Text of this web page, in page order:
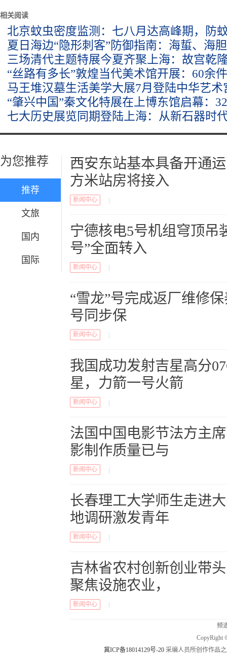
相关阅读
北京蚊虫密度监测：七八月达高峰期，防
夏日海边“隐形刺客”防御指南：海蜇、海
三场清代主题特展今夏齐聚上海：故宫乾
“丝路有多长”敦煌当代美术馆开展：60余
马王堆汉墓生活美学大展7月登陆中华艺术
“肇兴中国”秦文化特展在上博东馆启幕：
七大历史展览同期登陆上海：从新石器时
为您推荐
推荐
文旅
国内
国际
西安东站基本具备开通
方米站房将接入
新闻中心
宁德核电5号机组穹顶吊
号”全面转入
新闻中心
“雪龙”号完成返厂维修
号同步保
新闻中心
我国成功发射吉星高分
星，力箭一号火箭
新闻中心
法国中国电影节法方主
影制作质量已与
新闻中心
长春理工大学师生走进
地调研激发青年
新闻中心
吉林省农村创新创业带
聚焦设施农业，
新闻中心
频
CopyRight
冀ICP备18014129号-20 采编人员所创作作品